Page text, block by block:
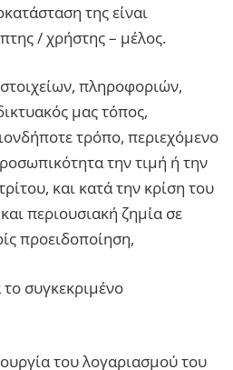
της είναι
/ χρήστης – μέλος.
πληροφοριών,
μας τόπος,
τρόπο, περιεχόμενο
την τιμή ή την
και κατά την κρίση του
περιουσιακή ζημία σε
προειδοποίηση,
συγκεκριμένο
του λογαριασμού του